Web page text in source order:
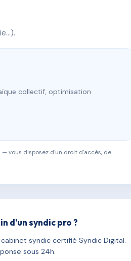
collectif, optimisation
vous disposez d'un droit d'accès, de
d'un syndic pro ?
syndic certifié Syndic Digital.
sous 24h.